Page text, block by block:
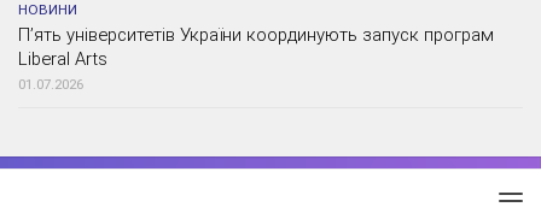
НОВИНИ
П’ять університетів України координують запуск програм
Liberal Arts
01.07.2026